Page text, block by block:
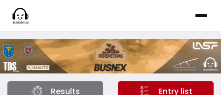
Results Entry list